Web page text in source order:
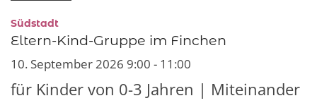
Südstadt:
Eltern-Kind-Gruppe im Finchen
10. September 2026 9:00 - 11:00
für Kinder von 0-3 Jahren | Miteinander